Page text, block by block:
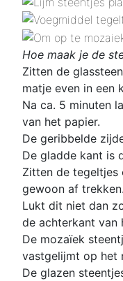
Hoe maak je de
Zitten de
matje even in een
Na ca. 5 minuten
van het papier.
De geribbelde
De gladde kant is
Zitten de tegeltjes
gewoon af trekken.
Lukt dit niet dan
de achterkant van
De mozaïek
vastgelijmt op het
De glazen